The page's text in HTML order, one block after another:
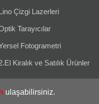
ulaşabilirsiniz.
Çizgi Lazerleri
Tarayıcılar
Fotogrametri
Kiralık ve Satılık Ürünler